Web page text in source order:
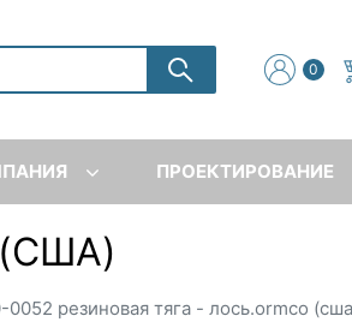
0
ПРОЕКТИРОВАНИЕ
(США)
0052 резиновая тяга - лось.ormco